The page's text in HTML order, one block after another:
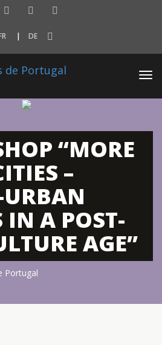
DE
“MORE
–
IN A POST-
AGE”
Portugal